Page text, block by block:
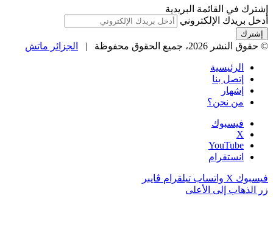
إشترك في القائمة البريدية
أدخل بريدك الإلكتروني
© حقوق النشر 2026، جميع الحقوق محفوظة | الجزائر ماتش
الرئيسية
إتصل بنا
إشهار
من نحن؟
فيسبوك
‫X
‫YouTube
انستقرام
فيسبوك ‫X واتساب تيلقرام ڤايبر
زر الذهاب إلى الأعلى